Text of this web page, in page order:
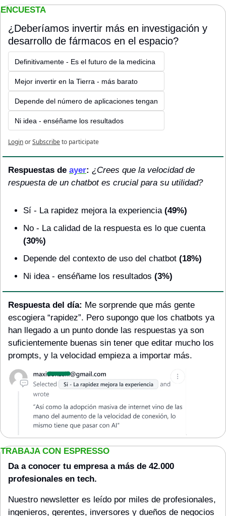
ENCUESTA
¿Deberíamos invertir más en investigación y
desarrollo de fármacos en el espacio?
Definitivamente - Es el futuro de la medicina
Mejor invertir en la Tierra - más barato
Depende del número de aplicaciones tengan
Ni idea - enséñame los resultados
LoginorSubscribeto participate
Respuestas de ayer: ¿Crees que la velocidad de
respuesta de un chatbot es crucial para su utilidad?
Sí - La rapidez mejora la experiencia (49%)
No - La calidad de la respuesta es lo que cuenta
(30%)
Depende del contexto de uso del chatbot (18%)
Ni idea - enséñame los resultados (3%)
Respuesta del día: Me sorprende que más gente
escogiera “rapidez”. Pero supongo que los chatbots ya
han llegado a un punto donde las respuestas ya son
suficientemente buenas sin tener que editar mucho los
prompts, y la velocidad empieza a importar más.
TRABAJA CON ESPRESSO
Da a conocer tu empresa a más de 42.000
profesionales en tech.
Nuestro newsletter es leído por miles de profesionales,
ingenieros, gerentes, inversores y dueños de negocios